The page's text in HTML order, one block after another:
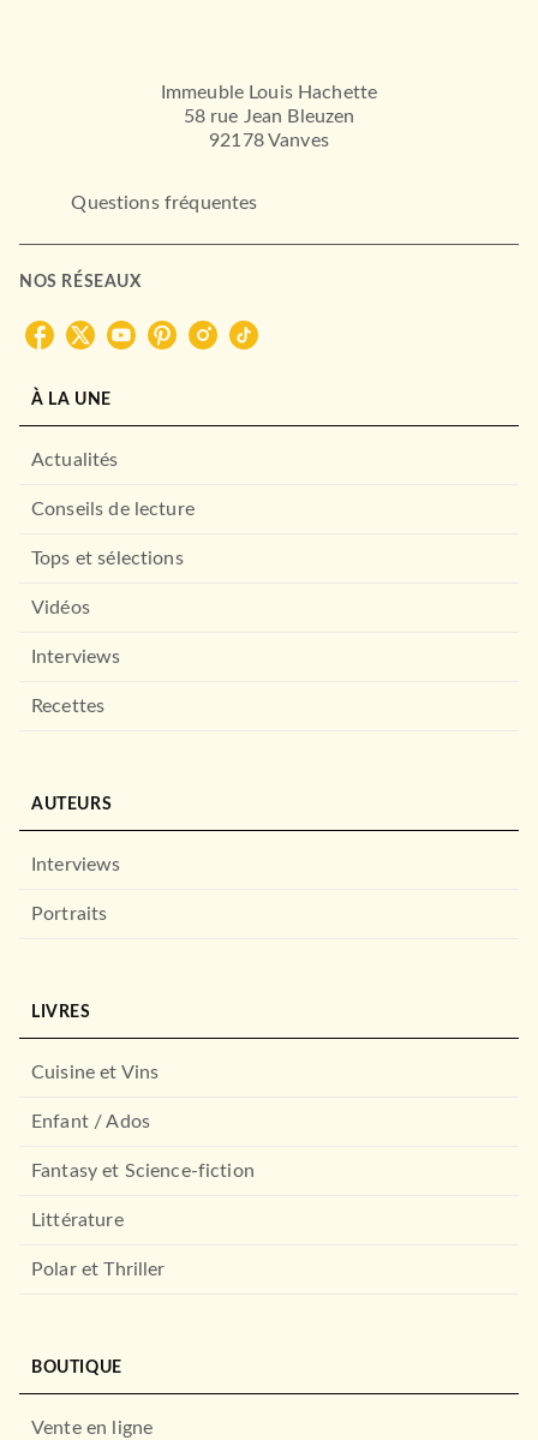
Immeuble Louis Hachette
58 rue Jean Bleuzen
92178 Vanves
Questions fréquentes
NOS RÉSEAUX
À LA UNE
Actualités
Conseils de lecture
Tops et sélections
Vidéos
Interviews
Recettes
AUTEURS
Interviews
Portraits
LIVRES
Cuisine et Vins
Enfant / Ados
Fantasy et Science-fiction
Littérature
Polar et Thriller
BOUTIQUE
Vente en ligne